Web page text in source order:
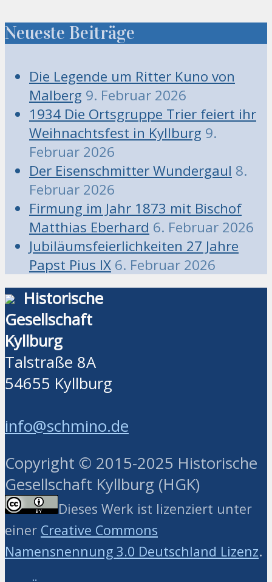
Neueste Beiträge
Die Legende um Ritter Kuno von
Malberg 9. Februar 2026
1934 Die Ortsgruppe Trier feiert ihr
Weihnachtsfest in Kyllburg 9.
Februar 2026
Der Eisenschmitter Wundergaul 8.
Februar 2026
Firmung im Jahr 1873 mit Bischof
Matthias Eberhard 6. Februar 2026
Jubiläumsfeierlichkeiten 27 Jahre
Papst Pius IX 6. Februar 2026
Historische
Gesellschaft
Kyllburg
Talstraße 8A
54655 Kyllburg
info@schmino.de
Copyright © 2015-2025 Historische
Gesellschaft Kyllburg (HGK)
Dieses Werk ist lizenziert unter
einer Creative Commons
Namensnennung 3.0 Deutschland Lizenz.